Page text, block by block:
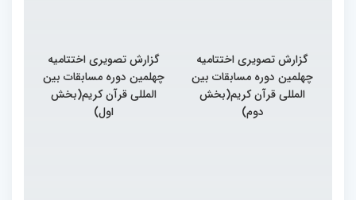
گزارش تصویری اختتامیه
چهلمین دوره مسابقات بین
المللی قرآن کریم(بخش
دوم)
گزارش تصویری اختتامیه
چهلمین دوره مسابقات بین
المللی قرآن کریم(بخش
اول)